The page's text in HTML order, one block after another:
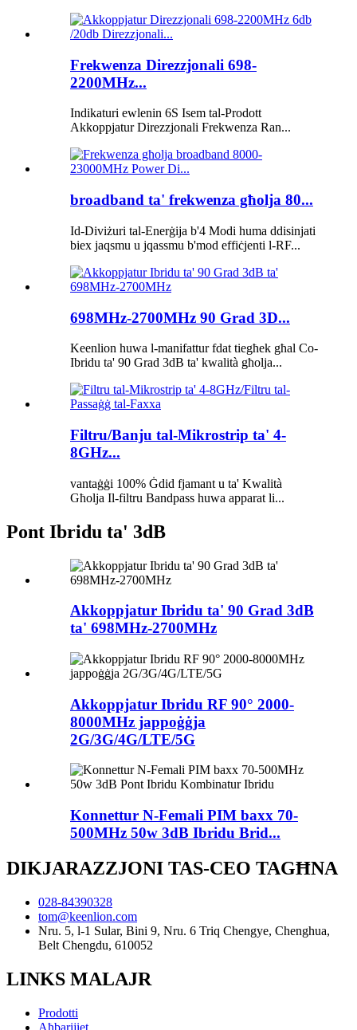
Frekwenza Direzzjonali 698-
2200MHz...
Indikaturi ewlenin 6S Isem tal-Prodott
Akkoppjatur Direzzjonali Frekwenza Ran...
broadband ta' frekwenza għolja 80...
Id-Diviżuri tal-Enerġija b'4 Modi huma ddisinjati
biex jaqsmu u jqassmu b'mod effiċjenti l-RF...
698MHz-2700MHz 90 Grad 3D...
Keenlion huwa l-manifattur fdat tiegħek għal Co-
Ibridu ta' 90 Grad 3dB ta' kwalità għolja...
Filtru/Banju tal-Mikrostrip ta' 4-
8GHz...
vantaġġi 100% Ġdid fjamant u ta' Kwalità
Għolja Il-filtru Bandpass huwa apparat li...
Pont Ibridu ta' 3dB
Akkoppjatur Ibridu ta' 90 Grad 3dB
ta' 698MHz-2700MHz
Akkoppjatur Ibridu RF 90° 2000-
8000MHz jappoġġja
2G/3G/4G/LTE/5G
Konnettur N-Femali PIM baxx 70-
500MHz 50w 3dB Ibridu Brid...
DIKJARAZZJONI TAS-CEO TAGĦNA
028-84390328
tom@keenlion.com
Nru. 5, l-1 Sular, Bini 9, Nru. 6 Triq Chengye, Chenghua,
Belt Chengdu, 610052
LINKS MALAJR
Prodotti
Aħbarijiet